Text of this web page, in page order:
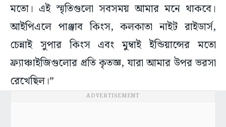
মতো। এই স্মৃতিগুলো সবসময় আমার মনে থাকবে।
আইপিএলে পাঞ্জাব কিংস, কলকাতা নাইট রাইডার্স,
চেন্নাই সুপার কিংস এবং মুম্বাই ইন্ডিয়ান্সের মতো
ফ্র্যাঞ্চাইজিগুলোর প্রতি কৃতজ্ঞ, যারা আমার উপর ভরসা
রেখেছিল।”
ADVERTISEMENT